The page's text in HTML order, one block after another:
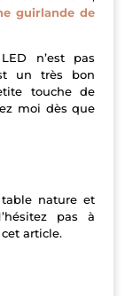
guirlande de
n’est pas
un très bon
touche de
moi dès que
nature et
pas à
article.